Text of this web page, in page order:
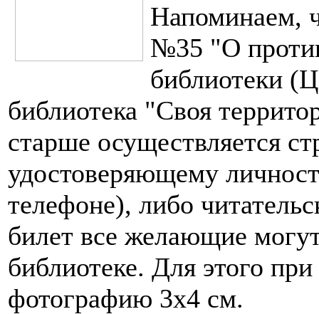
Напоминаем,
№35 "О
библиотеки
библиотека "Своя
старше осуществляется
удостоверяющему
телефоне), либо
билет все желающие
библиотеке. Для этого
фотографию 3х4 см.